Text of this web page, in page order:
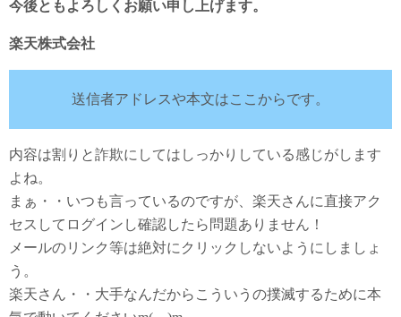
今後ともよろしくお願い申し上げます。
楽天株式会社
送信者アドレスや本文はここからです。
内容は割りと詐欺にしてはしっかりしている感じがします
よね。
まぁ・・いつも言っているのですが、楽天さんに直接アク
セスしてログインし確認したら問題ありません！
メールのリンク等は絶対にクリックしないようにしましょ
う。
楽天さん・・大手なんだからこういうの撲滅するために本